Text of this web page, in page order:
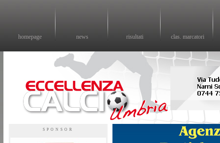
homepage news risultati clas. marcatori
SPONSOR